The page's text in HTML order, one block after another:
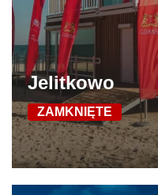
Jelitkowo
ZAMKNIĘTE